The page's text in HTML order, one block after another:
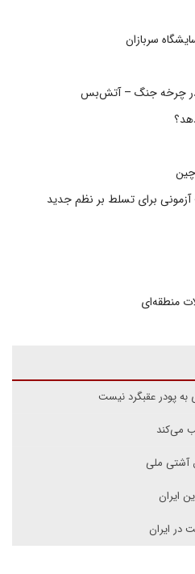
سربازان
در چرخه جنگ – آتش‌بس
چین
آزمونی برای تسلط بر نظم جدید
منطقه‌ای
می‌کند
آشتی ملی
ایران
در ایران